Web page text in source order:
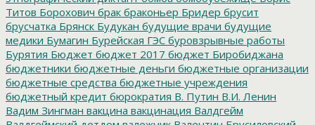
Титов Борохович брак браконьер Бридер брусит
брусчатка Брянск Будукан будущие врачи будущие
медики Бумагин Бурейская ГЭС буровзрывные работы
Бурятия Бюджет бюджет 2017 бюджет Биробиджана
бюджетники бюджетные деньги бюджетные организации
бюджетные средства бюджетные учреждения
бюджетный кредит бюрократия В. Путин В.И. Ленин
Вадим Зингман вакцина вакцинация Валдгейм